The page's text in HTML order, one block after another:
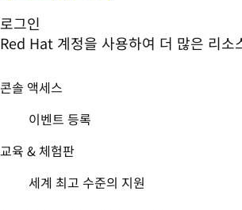
로그인
Red Hat 계정을 사용하여 더 많은 리소
콘솔 액세스
이벤트 등록
교육 & 체험판
세계 최고 수준의 지원